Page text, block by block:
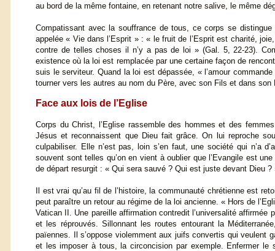
au bord de la même fontaine, en retenant notre salive, le même
Compatissant avec la souffrance de tous, ce corps se
appelée « Vie dans l’Esprit » : « le fruit de l’Esprit est charité,
contre de telles choses il n’y a pas de loi » (Gal. 5, 22-23).
existence où la loi est remplacée par une certaine façon de
suis le serviteur. Quand la loi est dépassée, « l’amour
tourner vers les autres au nom du Père, avec son Fils et dans son
Face aux lois de l’Eglise
Corps du Christ, l’Eglise rassemble des hommes et des
Jésus et reconnaissent que Dieu fait grâce. On lui reproche
culpabiliser. Elle n’est pas, loin s’en faut, une société qui n’a
souvent sont telles qu’on en vient à oublier que l’Evangile est
de départ resurgit : « Qui sera sauvé ? Qui est juste devant Dieu ?
Il est vrai qu’au fil de l’histoire, la communauté chrétienne est
peut paraître un retour au régime de la loi ancienne. « Hors de
Vatican II. Une pareille affirmation contredit l’universalité affirmée
et les réprouvés. Sillonnant les routes entourant la
païennes. Il s’oppose violemment aux juifs convertis qui veulent
et les imposer à tous, la circoncision par exemple. Enfermer le